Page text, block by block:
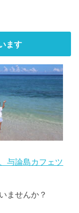
ます
与論島カフェツ
ませんか？